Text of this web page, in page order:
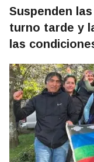
Suspenden
turno tarde y
las